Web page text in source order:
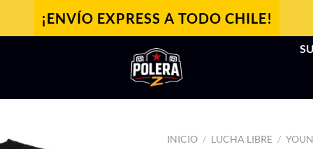
¡ENVÍO EXPRESS A TODO CHILE!
INICIO / LUCHA LIBRE /